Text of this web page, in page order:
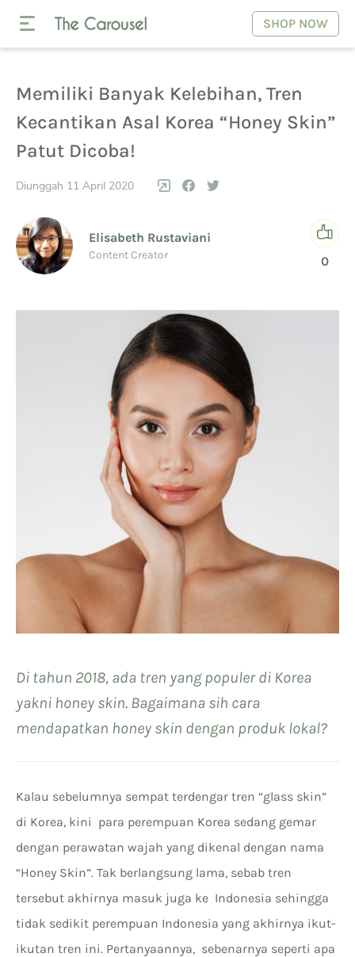
SHOP NOW
Memiliki Banyak Kelebihan, Tren
Kecantikan Asal Korea “Honey Skin”
Patut Dicoba!
Diunggah 11 April 2020
Elisabeth Rustaviani
Content Creator 0
Di tahun 2018, ada tren yang populer di Korea
yakni honey skin. Bagaimana sih cara
mendapatkan honey skin dengan produk lokal?
Kalau sebelumnya sempat terdengar tren “glass skin”
di Korea, kini para perempuan Korea sedang gemar
dengan perawatan wajah yang dikenal dengan nama
“Honey Skin”. Tak berlangsung lama, sebab tren
tersebut akhirnya masuk juga ke Indonesia sehingga
tidak sedikit perempuan Indonesia yang akhirnya ikut-
ikutan tren ini. Pertanyaannya, sebenarnya seperti apa